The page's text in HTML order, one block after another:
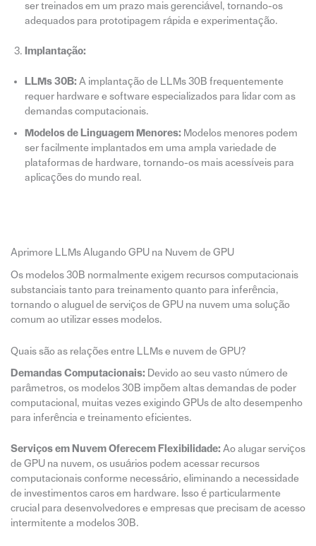
ser treinados em um prazo mais gerenciável, tornando-os
adequados para prototipagem rápida e experimentação.
Implantação:
LLMs 30B: A implantação de LLMs 30B frequentemente
requer hardware e software especializados para lidar com as
demandas computacionais.
Modelos de Linguagem Menores: Modelos menores podem
ser facilmente implantados em uma ampla variedade de
plataformas de hardware, tornando-os mais acessíveis para
aplicações do mundo real.
Aprimore LLMs Alugando GPU na Nuvem de GPU
Os modelos 30B normalmente exigem recursos computacionais
substanciais tanto para treinamento quanto para inferência,
tornando o aluguel de serviços de GPU na nuvem uma solução
comum ao utilizar esses modelos.
Quais são as relações entre LLMs e nuvem de GPU?
Demandas Computacionais: Devido ao seu vasto número de
parâmetros, os modelos 30B impõem altas demandas de poder
computacional, muitas vezes exigindo GPUs de alto desempenho
para inferência e treinamento eficientes.
Serviços em Nuvem Oferecem Flexibilidade: Ao alugar serviços
de GPU na nuvem, os usuários podem acessar recursos
computacionais conforme necessário, eliminando a necessidade
de investimentos caros em hardware. Isso é particularmente
crucial para desenvolvedores e empresas que precisam de acesso
intermitente a modelos 30B.